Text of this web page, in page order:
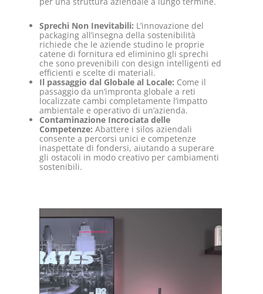
Sprechi Non Inevitabili: L’innovazione del
packaging all’insegna della sostenibilità
richiede che le aziende studino le proprie
catene di fornitura ed eliminino gli sprechi
che sono prevenibili con design intelligenti ed
efficienti e scelte di materiali.
Il passaggio dal Globale al Locale: Come il
passaggio da un’impronta globale a reti
localizzate cambi completamente l’impatto
ambientale e operativo di un’azienda.
Contaminazione Incrociata delle
Competenze: Abattere i silos aziendali
consente a percorsi unici e competenze
inaspettate di fondersi, aiutando a superare
gli ostacoli in modo creativo per cambiamenti
sostenibili.